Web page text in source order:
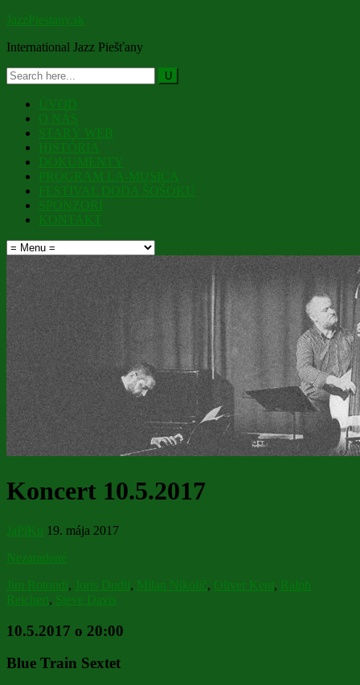
JazzPiestany.sk
International Jazz Piešťany
ÚVOD
O NÁS
STARÝ WEB
HISTÓRIA
DOKUMENTY
PROGRAM LA-MUSICA
FESTIVAL DODA ŠOŠOKU
SPONZORI
KONTAKT
Koncert 10.5.2017
JaPiKu 19. mája 2017
Nezaradené
Jim Rotondi, Joris Dudli, Milan Nikolič, Oliver Kent, Ralph
Reichert, Steve Davis
10.5.2017 o 20:00
Blue Train Sextet